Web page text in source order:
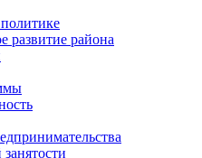
развитие района